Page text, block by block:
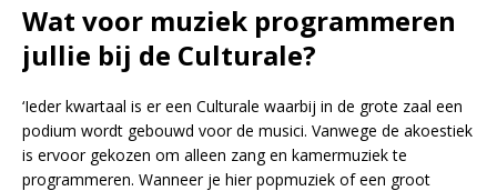
Wat voor muziek programmeren
jullie bij de Culturale?
‘Ieder kwartaal is er een Culturale waarbij in de grote zaal een
podium wordt gebouwd voor de musici. Vanwege de akoestiek
is ervoor gekozen om alleen zang en kamermuziek te
programmeren. Wanneer je hier popmuziek of een groot